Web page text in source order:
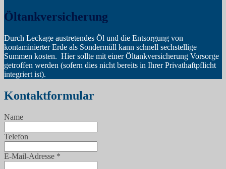
Öltankversicherung
Durch Leckage austretendes Öl und die Entsorgung von
kontaminierter Erde als Sondermüll kann schnell sechstellige
Summen kosten. Hier sollte mit einer Öltankversicherung Vorsorge
getroffen werden (sofern dies nicht bereits in Ihrer Privathaftpflicht
integriert ist).
Kontaktformular
Name
Telefon
E-Mail-Adresse *